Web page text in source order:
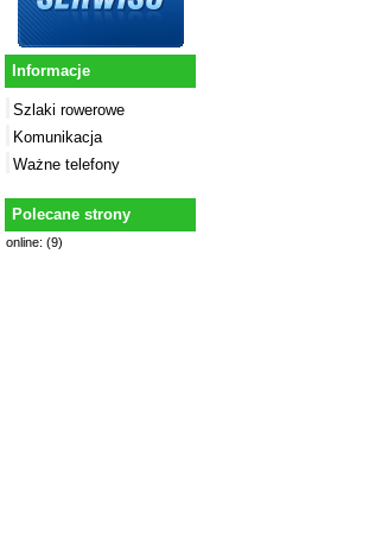
Informacje
Szlaki rowerowe
Komunikacja
Ważne telefony
Polecane strony
online: (9)